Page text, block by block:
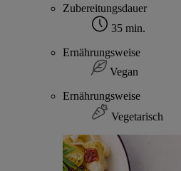
Zubereitungsdauer
35 min.
Ernährungsweise
Vegan
Ernährungsweise
Vegetarisch